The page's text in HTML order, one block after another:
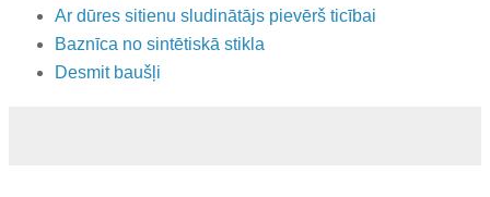
Ar dūres sitienu sludinātājs pievērš ticībai
Baznīca no sintētiskā stikla
Desmit baušļi